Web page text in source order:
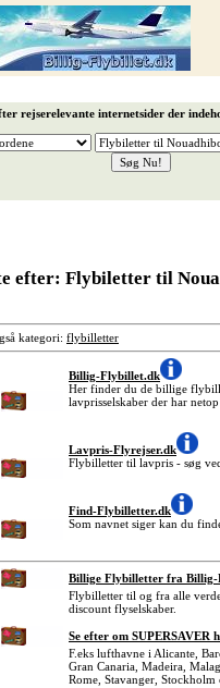
rejserelevante internetsider der
efter: Flybiletter til
kategori: flybilletter
Billig-Flybillet.dk
Her finder du de billige
lavprisselskaber der har
Lavpris-Flyrejser.dk
Flybilletter til lavpris - søg
Find-Flybilletter.dk
Som navnet siger kan du
Billige Flybilletter fra
Flybilletter til og fra alle
discount flyselskaber.
Se efter om
F.eks lufthavne i Alicante,
Gran Canaria, Madeira,
Rome, Stavanger, Stockholm